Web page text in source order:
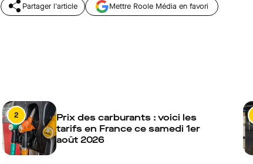
Partager l'article Mettre Roole Média en favori
2
Prix des carburants : voici les
tarifs en France ce samedi 1er
août 2026